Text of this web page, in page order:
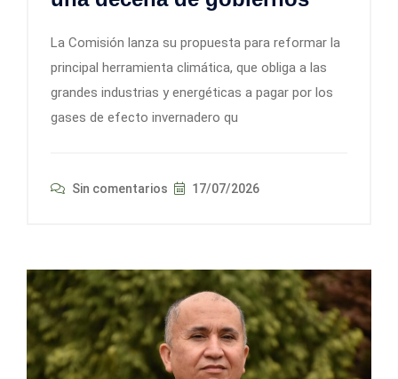
La Comisión lanza su propuesta para reformar la
principal herramienta climática, que obliga a las
grandes industrias y energéticas a pagar por los
gases de efecto invernadero qu
Sin comentarios 17/07/2026